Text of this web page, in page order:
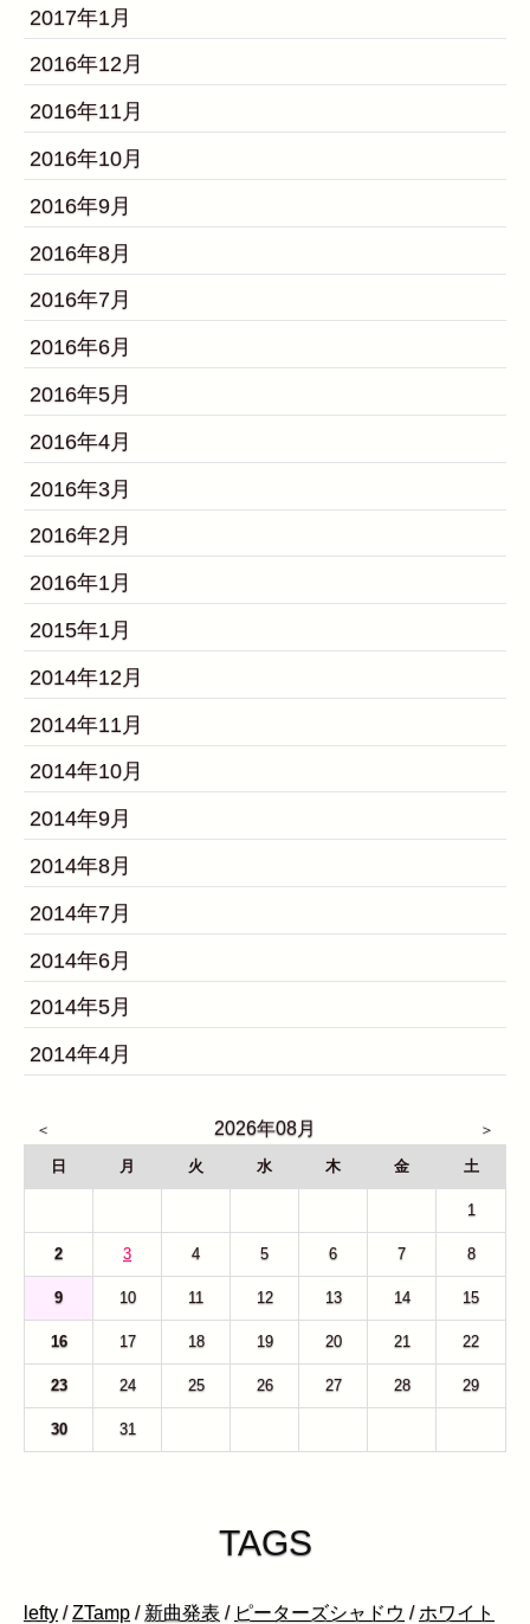
2017年1月
2016年12月
2016年11月
2016年10月
2016年9月
2016年8月
2016年7月
2016年6月
2016年5月
2016年4月
2016年3月
2016年2月
2016年1月
2015年1月
2014年12月
2014年11月
2014年10月
2014年9月
2014年8月
2014年7月
2014年6月
2014年5月
2014年4月
2026年08月
日 月 火 水 木 金 土
1
2 3 4 5 6 7 8
9 10 11 12 13 14 15
16 17 18 19 20 21 22
23 24 25 26 27 28 29
30 31
TAGS
lefty /ZTamp / 新曲発表 / ピーターズシャドウ / ホワイト